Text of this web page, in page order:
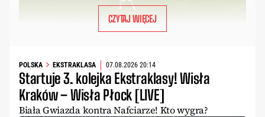
CZYTAJ WIĘCEJ
POLSKA EKSTRAKLASA 07.08.2026 20:14
Startuje 3. kolejka Ekstraklasy! Wisła
Kraków – Wisła Płock [LIVE]
Biała Gwiazda kontra Nafciarze! Kto wygra?